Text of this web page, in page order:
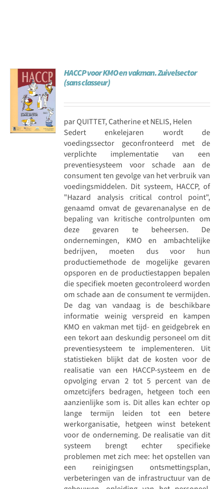
HACCP voor KMO en vakman. Zuivelsector
(sans classeur)
par QUITTET, Catherine et NELIS, Helen
Sedert enkelejaren wordt de
voedingssector geconfronteerd met de
verplichte implementatie van een
preventiesysteem voor schade aan de
consument ten gevolge van het verbruik van
voedingsmiddelen. Dit systeem, HACCP, of
"Hazard analysis critical control point",
genaamd omvat de gevarenanalyse en de
bepaling van kritische controlpunten om
deze gevaren te beheersen. De
ondernemingen, KMO en ambachtelijke
bedrijven, moeten dus voor hun
productiemethode de mogelijke gevaren
opsporen en de productiestappen bepalen
die specifiek moeten gecontroleerd worden
om schade aan de consument te vermijden.
De dag van vandaag is de beschikbare
informatie weinig verspreid en kampen
KMO en vakman met tijd- en geidgebrek en
een tekort aan deskundig personeel om dit
preventiesysteem te implementeren. Uit
statistieken blijkt dat de kosten voor de
realisatie van een HACCP-systeem en de
opvolging ervan 2 tot 5 percent van de
omzetcijfers bedragen, hetgeen toch een
aanzienlijke som is. Dit alles kan echter op
lange termijn leiden tot een betere
werkorganisatie, hetgeen winst betekent
voor de onderneming. De realisatie van dit
systeem brengt echter specifieke
problemen met zich mee: het opstellen van
een reinigingsen ontsmettingsplan,
verbeteringen van de infrastructuur van de